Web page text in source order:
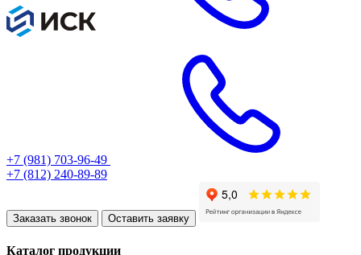
+7 (981) 703-96-49
+7 (812) 240-89-89
Заказать звонок Оставить заявку
Каталог продукции